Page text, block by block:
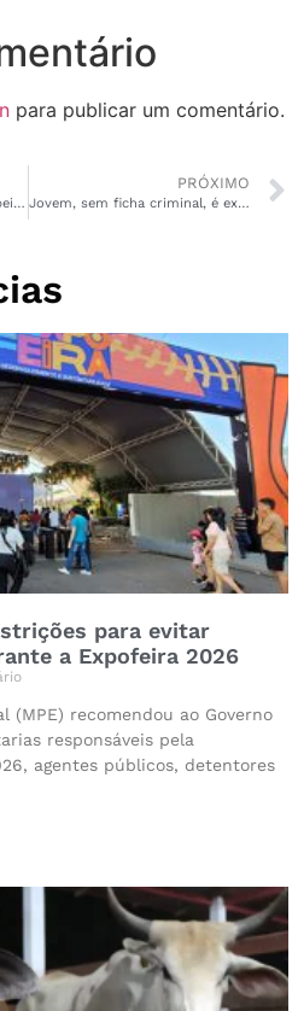
para publicar um comentário.
Ghost: Operação prende suspeito de tráfico de armas em Macapá
PRÓXIMO
Jovem, sem ficha criminal, é executado com 12 tiros nos Congós
para evitar
a Expofeira 2026
(MPE) recomendou ao Governo
responsáveis pela
agentes públicos, detentores